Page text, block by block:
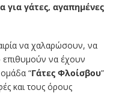
για γάτες, αγαπημένες
να χαλαρώσουν, να
να έχουν
“Γάτες Φλοίσβου”
και τους όρους